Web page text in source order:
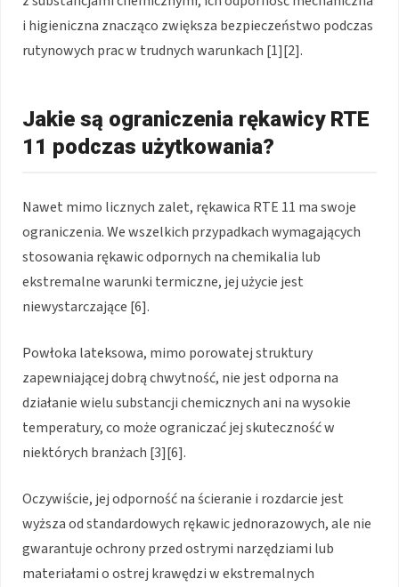
i higieniczna znacząco zwiększa bezpieczeństwo podczas
rutynowych prac w trudnych warunkach [1][2].
Jakie są ograniczenia rękawicy RTE
11 podczas użytkowania?
Nawet mimo licznych zalet, rękawica RTE 11 ma swoje
ograniczenia. We wszelkich przypadkach wymagających
stosowania rękawic odpornych na chemikalia lub
ekstremalne warunki termiczne, jej użycie jest
niewystarczające [6].
Powłoka lateksowa, mimo porowatej struktury
zapewniającej dobrą chwytność, nie jest odporna na
działanie wielu substancji chemicznych ani na wysokie
temperatury, co może ograniczać jej skuteczność w
niektórych branżach [3][6].
Oczywiście, jej odporność na ścieranie i rozdarcie jest
wyższa od standardowych rękawic jednorazowych, ale nie
gwarantuje ochrony przed ostrymi narzędziami lub
materiałami o ostrej krawędzi w ekstremalnych